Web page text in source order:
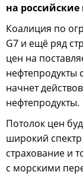
на
Коалиция по
G7 и ещё ряд
цен на
нефтепродукты
начнет
нефтепродукты.
Потолок цен
широкий спектр
страхование и
с морскими